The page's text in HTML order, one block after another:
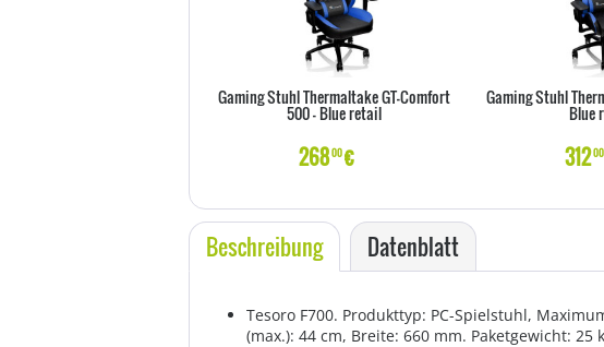
Gaming Stuhl Thermaltake GT-Comfort
500 - Blue retail
26800€
Gaming Stuhl
Blue
31200
Beschreibung Datenblatt
Tesoro F700. Produkttyp: PC-Spielstuhl,
(max.): 44 cm, Breite: 660 mm. Paketgewicht: 25